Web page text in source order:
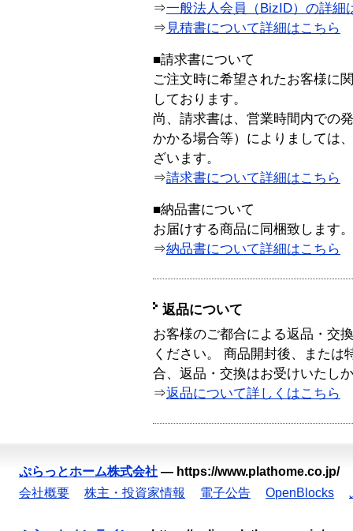
⇒一般法人会員（BizID）の詳細
⇒ 見積書について詳細はこちら
■請求書について
ご注文時に希望されたお客様に
しております。
尚、請求書は、営業時間内での
かかる場合等）によりましては
ざいます。
⇒請求書について詳細はこちら
■納品書について
お届けする商品に同梱致します。
⇒納品書について詳細はこちら
返品について
お客様のご都合による返品・交
ください。 商品開封後、または
合、返品・交換はお受けいたし
⇒返品について詳しくはこちら
ぷらっとホーム株式会社 — https://www.plathome.co.jp/
会社概要
株主・投資家情報 電子公告 OpenBlocks